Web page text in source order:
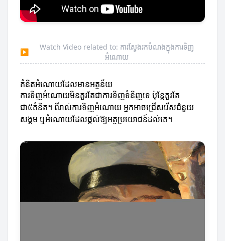
▶
Watch Video related to: ការស្វែងរកបំណងក្នុងការទិញ
អំណោយ
គំនិតអំណោយដែលមានអត្ថន័យ
ការទិញអំណោយមិនគួរតែជាការទិញទំនិញទេ ប៉ុន្តែគួរតែ
ជា៥គំនិត។ ពីរាល់ការទិញអំណោយ អ្នកអាចជ្រើសរើសជំនួយ
សង្គម ឬអំណោយដែលផ្តល់ឱ្យអត្ថប្រយោជន៍ដល់គេ។